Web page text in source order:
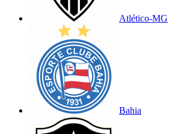
Atlético-MG
Bahia